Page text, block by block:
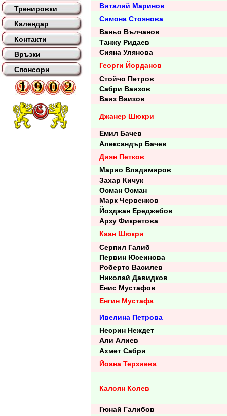
Тренировки
Календар
Контакти
Връзки
Спонсори
Виталий Маринов
Симона Стоянова
Ваньо Вълчанов
Танжу Ридаев
Сияна Улянова
Георги Йорданов
Стойчо Петров
Сабри Ваизов
Ваиз Ваизов
Джанер Шюкри
Емил Бачев
Александър Бачев
Диян Петков
Марио Владимиров
Захар Кичук
Осман Осман
Марк Червенков
Йозджан Ереджебов
Арзу Фикретова
Каан Шюкри
Серпил Галиб
Первин Юсеинова
Роберто Василев
Николай Давидков
Енис Мустафов
Енгин Мустафа
Ивелина Петрова
Несрин Неждет
Али Алиев
Ахмет Сабри
Йоана Терзиева
Калоян Колев
Гюнай Галибов